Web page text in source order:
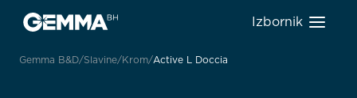
Izbornik
Gemma B&D Slavine Krom Active L Doccia